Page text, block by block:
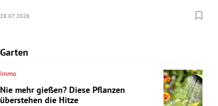
28.07.2026
Garten
Immo
Nie mehr gießen? Diese Pflanzen
überstehen die Hitze